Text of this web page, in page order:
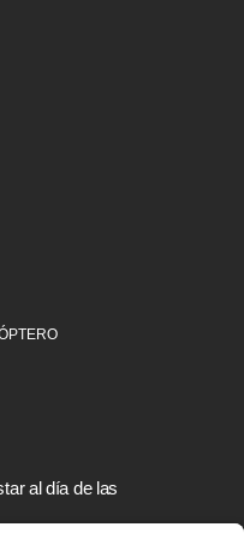
al día de las